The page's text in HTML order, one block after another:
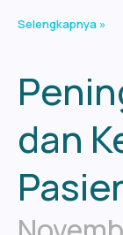
Selengkapnya »
dan